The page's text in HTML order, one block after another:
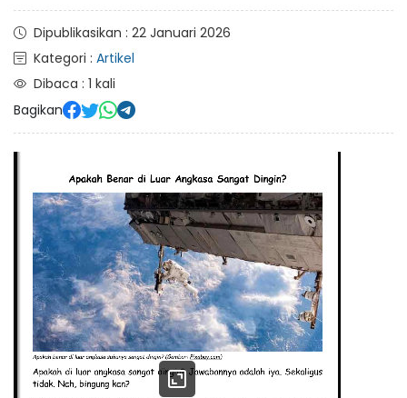
Dipublikasikan : 22 Januari 2026
Kategori : Artikel
Dibaca : 1 kali
Bagikan